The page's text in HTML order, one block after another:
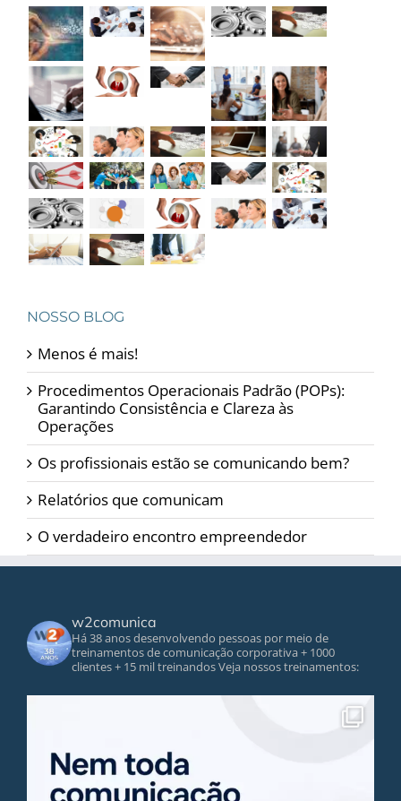
NOSSO BLOG
Menos é mais!
Procedimentos Operacionais Padrão (POPs):
Garantindo Consistência e Clareza às
Operações
Os profissionais estão se comunicando bem?
Relatórios que comunicam
O verdadeiro encontro empreendedor
w2comunica
Há 38 anos desenvolvendo pessoas por meio de
treinamentos de comunicação corporativa+ 1000
clientes+ 15 mil treinandosVeja nossos treinamentos: